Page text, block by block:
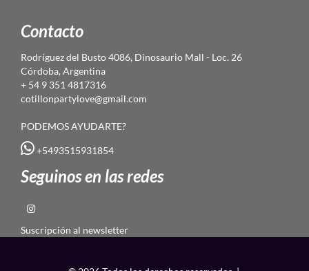
Contacto
Rodríguez del Busto 4086, Dinosaurio Mall - Loc. 26
Córdoba, Argentina
+ 54 9 351 4817316
cotillonpartylove@gmail.com
PODEMOS AYUDARTE?
+5493515931854
Seguinos en las redes
Suscripción al newsletter